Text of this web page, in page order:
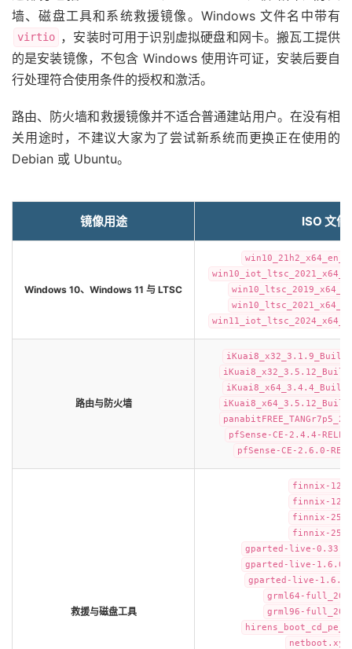
墙、磁盘工具和系统救援镜像。Windows 文件名中带有
virtio ，安装时可用于识别虚拟硬盘和网卡。搬瓦工提供
的是安装镜像，不包含 Windows 使用许可证，安装后要自
行处理符合使用条件的授权和激活。
路由、防火墙和救援镜像并不适合普通建站用户。在没有相
关用途时，不建议大家为了尝试新系统而更换正在使用的
Debian 或 Ubuntu。
镜像用途 ISO 文件
Windows 10、Windows 11 与 LTSC
路由与防火墙
pfSense-CE-2.4.4-
pfSense-CE-2.6.0-
救援与磁盘工具
finnix-
finnix-
finnix-
finnix-
gparted-live-
gparted-live-1.6.0-
gparted-live-
grml64-
grml96-